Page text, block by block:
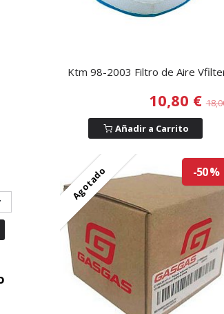
Ktm 98-2003 Filtro de Aire
10,80 €
Añadir a Carrito
Agotado -50 %